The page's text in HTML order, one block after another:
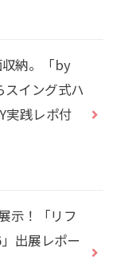
納。「by
スイング式ハ
実践レポ付
示！「リフ
出展レポー